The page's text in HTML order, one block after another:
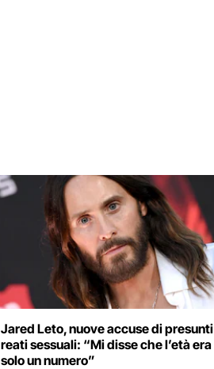
Jared Leto, nuove accuse di presunti
reati sessuali: “Mi disse che l’età era
solo un numero”